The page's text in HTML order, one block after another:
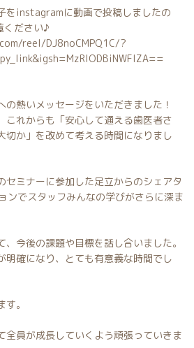
をinstagramに動画で投稿しましたの
ください♪
reel/DJ8noCMPQ1C/?
の熱いメッセージをいただきました！
これからも「安心して通える歯医者さ
切か」を改めて考える時間になりまし
セミナーに参加した足立からのシェアタ
ンでスタッフみんなの学びがさらに深ま
今後の課題や目標を話し合いました。
明確になり、とても有意義な時間でし
。
全員が成長していくよう頑張っていきま